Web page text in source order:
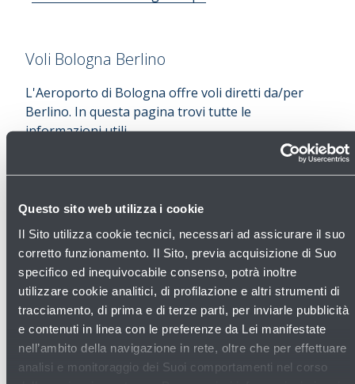
Questo sito web utilizza i cookie
Il Sito utilizza cookie tecnici, necessari ad assicurare il suo
corretto funzionamento. Il Sito, previa acquisizione di Suo
specifico ed inequivocabile consenso, potrà inoltre
utilizzare cookie analitici, di profilazione e altri strumenti di
tracciamento, di prima e di terze parti, per inviarle pubblicità
e contenuti in linea con le preferenze da Lei manifestate
nell’ambito della navigazione in rete, oltre che per effettuare
analisi e monitoraggio dei Suoi comportamenti nel corso
Voli Bologna Berlino
L'Aeroporto di Bologna offre voli diretti da/per
Berlino. In questa pagina trovi tutte le
informazioni utili.
, il quartiere Mitte ed monumenti-
contribuiscono all’unicità di una
evoluzione
dopo l’abbattimento del muro nel
I percorsi museali, fiore all’occhiello di Berlino,
ospitano ogni anno milioni di visitatori.
Imperdibile è l’isola dei musei nelquartiere Mitte ,
il centro storico di Berlino. Cinque edifici che
ospitano altrettanti musei considerati capolavori
per l’architettura e l’organizzazione degli spazi.